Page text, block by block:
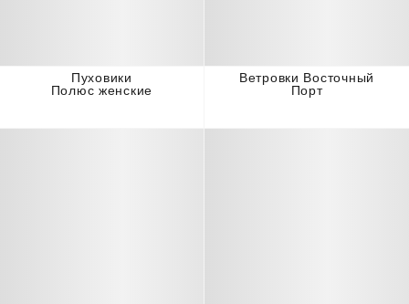
Пуховики
Полюс женские
Ветровки Восточный
Порт